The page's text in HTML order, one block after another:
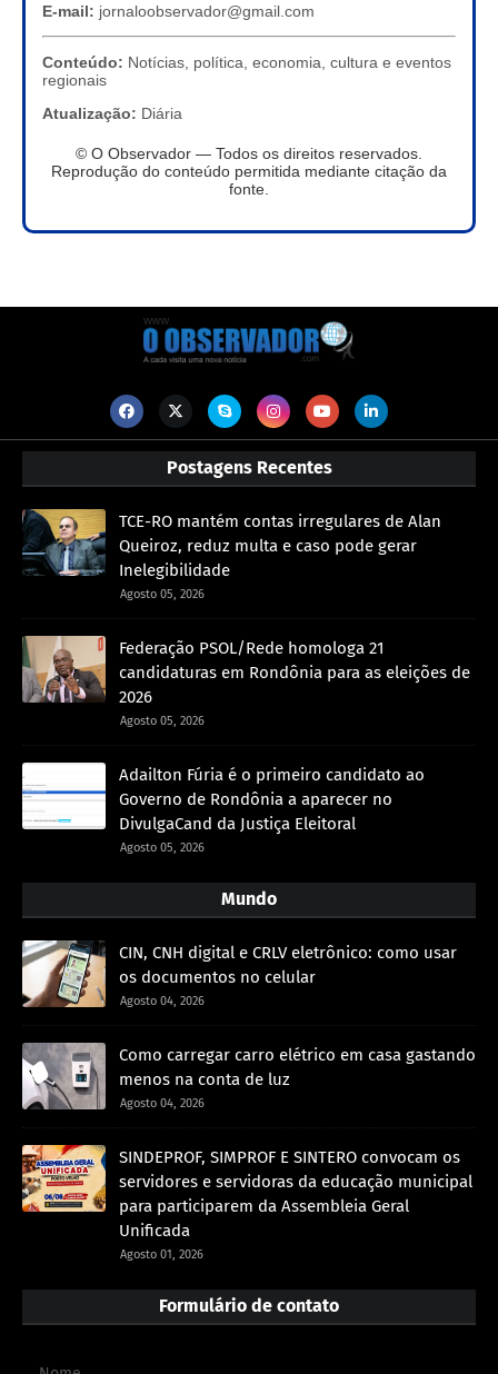
E-mail: jornaloobservador@gmail.com
Conteúdo: Notícias, política, economia, cultura e eventos
regionais
Atualização: Diária
© O Observador — Todos os direitos reservados.
Reprodução do conteúdo permitida mediante citação da
fonte.
Postagens Recentes
TCE-RO mantém contas irregulares de Alan
Queiroz, reduz multa e caso pode gerar
Inelegibilidade
Agosto 05, 2026
Federação PSOL/Rede homologa 21
candidaturas em Rondônia para as eleições de
2026
Agosto 05, 2026
Adailton Fúria é o primeiro candidato ao
Governo de Rondônia a aparecer no
DivulgaCand da Justiça Eleitoral
Agosto 05, 2026
Mundo
CIN, CNH digital e CRLV eletrônico: como usar
os documentos no celular
Agosto 04, 2026
Como carregar carro elétrico em casa gastando
menos na conta de luz
Agosto 04, 2026
SINDEPROF, SIMPROF E SINTERO convocam os
servidores e servidoras da educação municipal
para participarem da Assembleia Geral
Unificada
Agosto 01, 2026
Formulário de contato